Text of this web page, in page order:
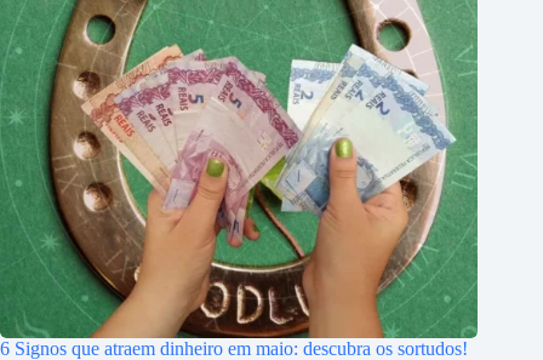
6 Signos que atraem dinheiro em maio: descubra os sortudos!